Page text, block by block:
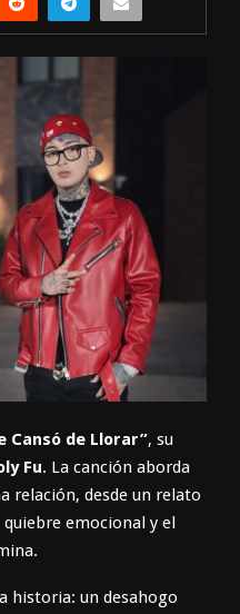
Cansó de Llorar”, su
Fu. La canción aborda
relación, desde un relato
emocional y el
historia: un desahogo